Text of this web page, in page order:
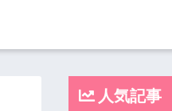
人気記事